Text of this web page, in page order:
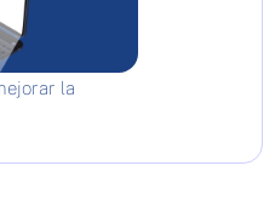
la